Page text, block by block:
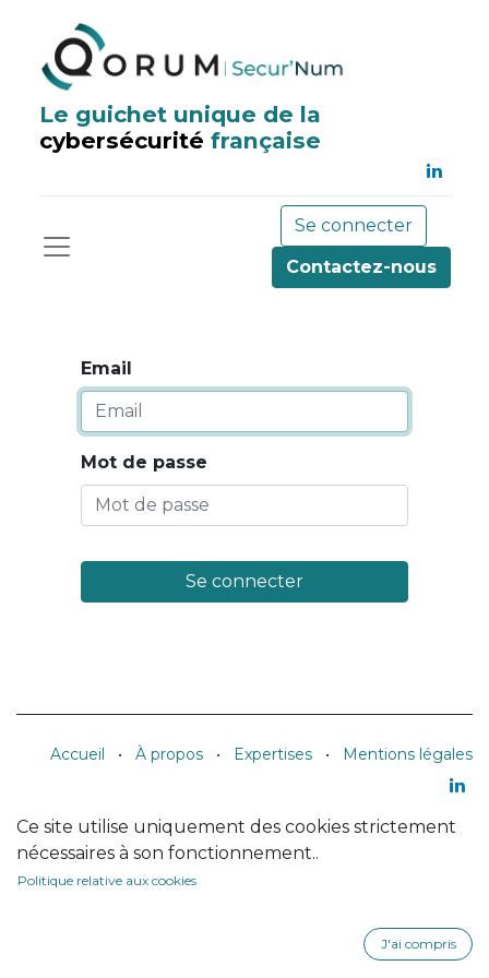
Le guichet unique de la
cybersécurité française
Se connecter
Contactez-nous
Email
Mot de passe
Se connecter
Accueil • À propos • Expertises • Mentions légales
Ce site utilise uniquement des cookies strictement
nécessaires à son fonctionnement..
Politique relative aux cookies
J'ai compris